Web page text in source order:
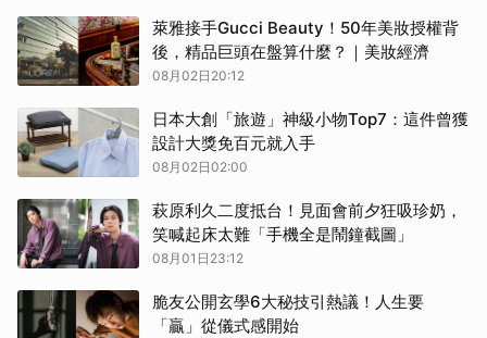
萊雅接手Gucci Beauty！50年美妝授權背
後，精品巨頭在盤算什麼？｜美妝經濟
08月02日20:12
日本大創「旅遊」神級小物Top7：這件曾獲
設計大獎免百元就入手
08月02日02:00
萩原利久二度抵台！見面會前夕狂吸珍奶，
笑喊起床太難「手機全是鬧鐘截圖」
08月01日23:12
脆友公開玄學6大秘技引熱議！人生要
「贏」從儀式感開始